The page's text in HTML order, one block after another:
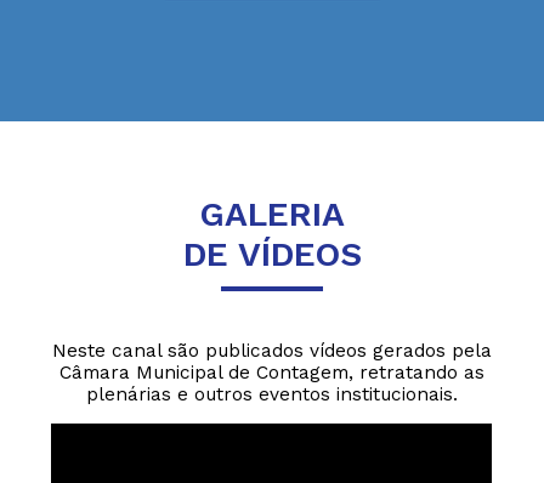
GALERIA
DE VÍDEOS
Neste canal são publicados vídeos gerados pela
Câmara Municipal de Contagem, retratando as
plenárias e outros eventos institucionais.